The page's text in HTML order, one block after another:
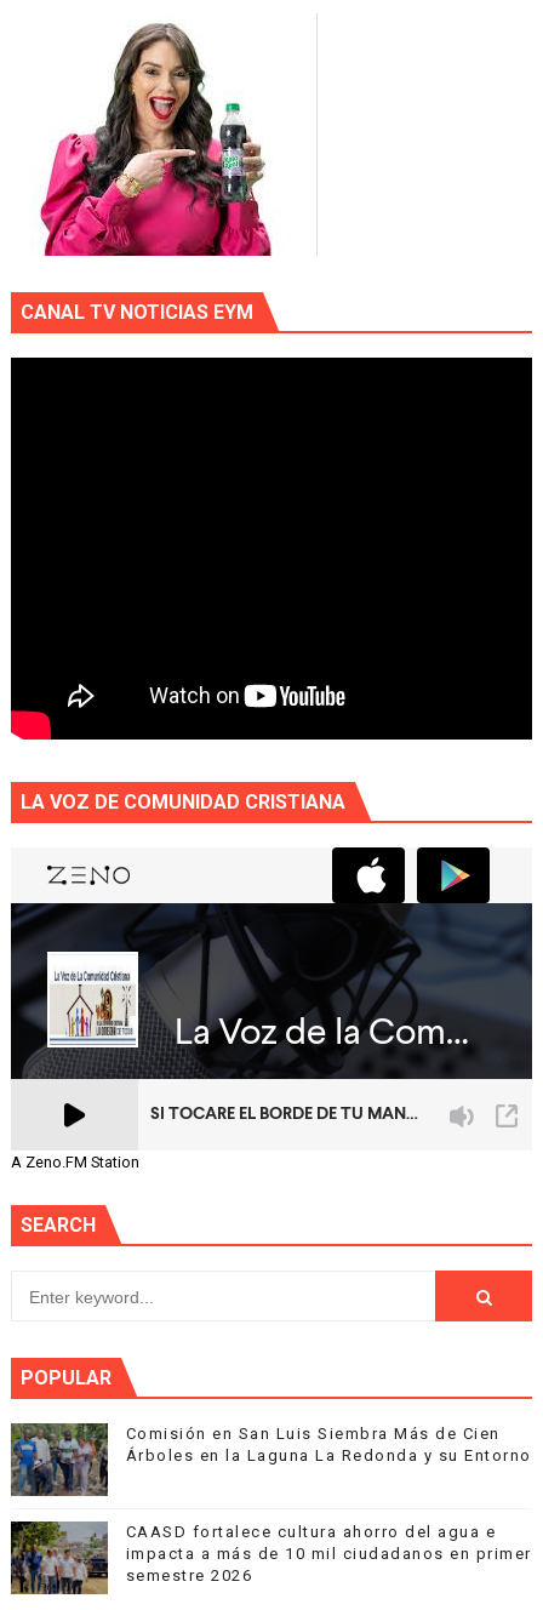
CANAL TV NOTICIAS EYM
LA VOZ DE COMUNIDAD CRISTIANA
A Zeno.FM Station
SEARCH
POPULAR
Comisión en San Luis Siembra Más de Cien
Árboles en la Laguna La Redonda y su Entorno
CAASD fortalece cultura ahorro del agua e
impacta a más de 10 mil ciudadanos en primer
semestre 2026